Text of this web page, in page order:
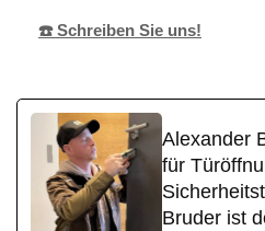
☎️ Schreiben Sie uns!
Alexander
für
Bruder ist